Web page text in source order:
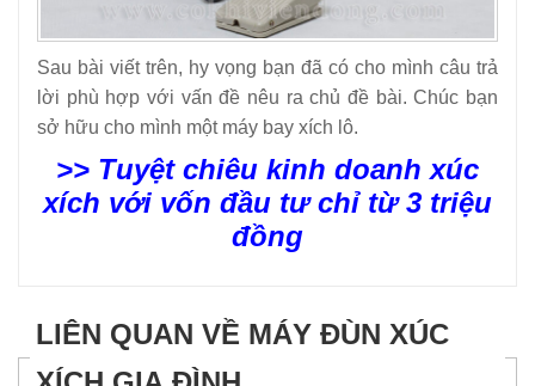
Sau bài viết trên, hy vọng bạn đã có cho mình câu trả
lời phù hợp với vấn đề nêu ra chủ đề bài.Chúc bạn
sở hữu cho mình một máy bay xích lô.
>> Tuyệt chiêu kinh doanh xúc
xích với vốn đầu tư chỉ từ 3 triệu
đồng
LIÊN QUAN VỀ MÁY ĐÙN XÚC